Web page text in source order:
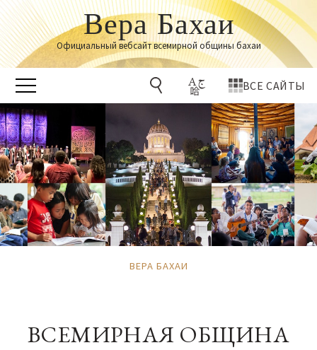
Вера Бахаи
Официальный вебсайт всемирной общины бахаи
ВСЕ САЙТЫ
ВЕРА БАХАИ
ВСЕМИРНАЯ ОБЩИНА